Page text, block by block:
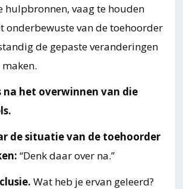
hulpbronnen, vaag te houden
onderbewuste van de toehoorder
de gepaste veranderingen
na het overwinnen van die
de situatie van de toehoorder
“Denk daar over na.”
Wat heb je ervan geleerd?